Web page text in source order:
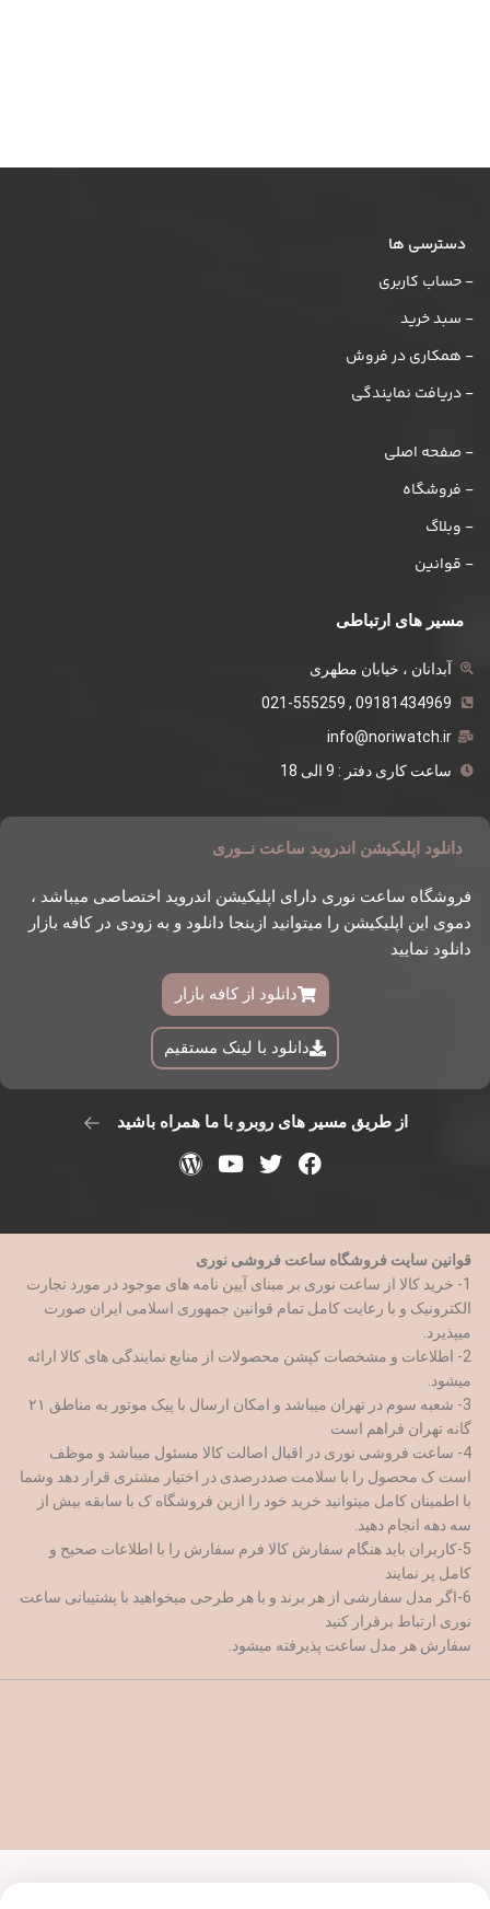
دسترسی ها
- حساب کاربری
- سبد خرید
- همکاری در فروش
- دریافت نمایندگی
- صفحه اصلی
- فروشگاه
- وبلاگ
- قوانین
مسیر های ارتباطی
آبدانان ، خیابان مطهری
09181434969 , 021-555259
info@noriwatch.ir
ساعت کاری دفتر : 9 الی 18
دانلود اپلیکیشن اندروید ساعت نــوری
فروشگاه ساعت نوری دارای اپلیکیشن اندروید اختصاصی میباشد ،
دموی این اپلیکیشن را میتوانید ازینجا دانلود و به زودی در کافه بازار
دانلود نمایید
دانلود از کافه بازار
دانلود با لینک مستقیم
از طریق مسیر های روبرو با ما همراه باشید
قوانین سایت فروشگاه ساعت فروشی نوری
1- خرید کالا از ساعت نوری بر مبنای آیین نامه های موجود در مورد تجارت
الکترونیک و با رعایت کامل تمام قوانین جمهوری اسلامی ایران صورت
میپذیرد.
2- اطلاعات و مشخصات کپشن محصولات از منابع نمایندگی های کالا ارائه
میشود.
3- شعبه سوم در تهران میباشد و امکان ارسال با پیک موتور به مناطق ۲۱
گانه تهران فراهم است
4- ساعت فروشی نوری در اقبال اصالت کالا مسئول میباشد و موظف
است ک محصول را با سلامت صددرصدی در اختیار مشتری قرار دهد وشما
با اطمینان کامل میتوانید خرید خود را ازین فروشگاه ک با سابقه بیش از
سه دهه انجام دهید.
5-کاربران باید هنگام سفارش کالا فرم سفارش را با اطلاعات صحیح و
کامل پر نمایند
6-اگر مدل سفارشی از هر برند و با هر طرحی میخواهید با پشتیبانی ساعت
نوری ارتباط برقرار کنید
سفارش هر مدل ساعت پذیرفته میشود.